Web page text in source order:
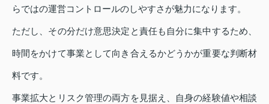
らではの運営コントロールのしやすさが魅力になります。
ただし、その分だけ意思決定と責任も自分に集中するため、
時間をかけて事業として向き合えるかどうかが重要な判断材
料です。
事業拡大とリスク管理の両方を見据え、自身の経験値や相談